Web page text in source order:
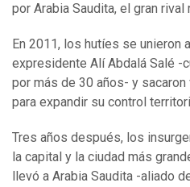
por Arabia Saudita, el gran rival
En 2011, los hutíes se unieron
expresidente Alí Abdalá Salé -
por más de 30 años- y
para expandir su control
Tres años después, los
la capital y la ciudad más
llevó a Arabia Saudita -aliado